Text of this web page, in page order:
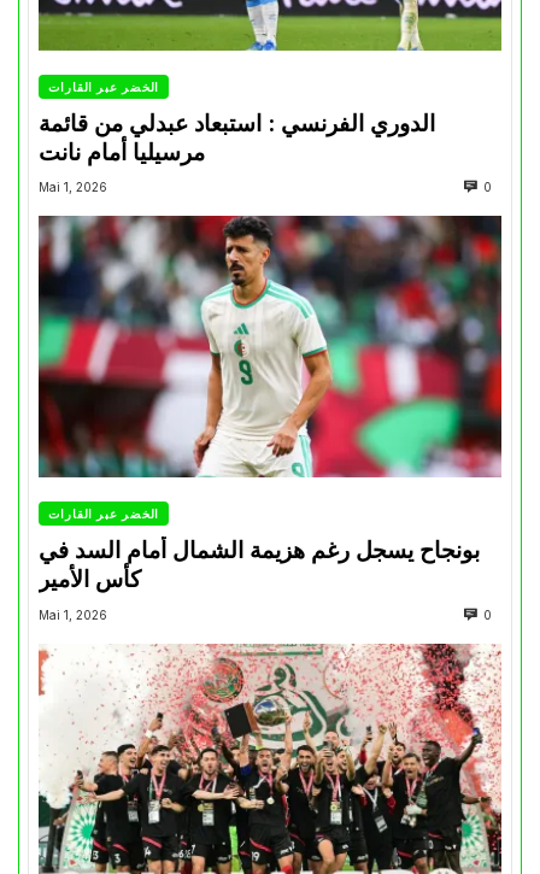
الخضر عبر القارات
الدوري الفرنسي : استبعاد عبدلي من قائمة
مرسيليا أمام نانت
Mai 1, 2026 0
الخضر عبر القارات
بونجاح يسجل رغم هزيمة الشمال أمام السد في
كأس الأمير
Mai 1, 2026 0